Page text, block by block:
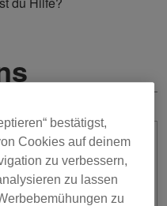
für
über die App
bestätigst,
Cookies auf deinem
zu verbessern,
zu lassen
zu